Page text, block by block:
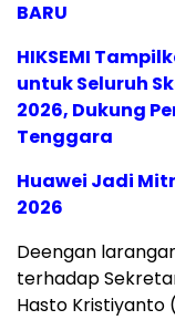
BARU
HIKSEMI
untuk Seluruh
2026, Dukung
Tenggara
Huawei Jadi
2026
Deengan
terhadap
Hasto Kristiyanto